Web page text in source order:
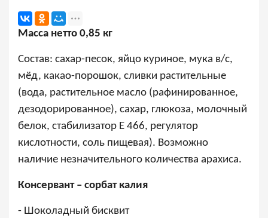
Масса нетто 0,85 кг
Состав: сахар-песок, яйцо куриное, мука в/с,
мёд, какао-порошок, сливки растительные
(вода, растительное масло (рафинированное,
дезодорированное), сахар, глюкоза, молочный
белок, стабилизатор Е 466, регулятор
кислотности, соль пищевая). Возможно
наличие незначительного количества арахиса.
Консервант – сорбат калия
- Шоколадный бисквит